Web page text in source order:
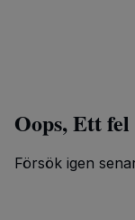
Oops, Ett
Försök igen